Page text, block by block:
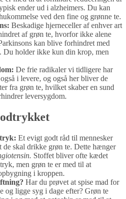
ender ud i alzheimers. Du kan
ved den fine og grønne te.
Beskadige hjerneceller af enhver art
af grøn te, hvorfor ikke alene
kan blive forhindret med
Du holder ikke kun din krop, men
De frie radikaler vi tidligere har
i levere, og også her bliver de
fra grøn te, hvilket skaber en sund
leversygdom.
Et evigt godt råd til mennesker
de skal drikke grøn te. Dette hænger
Stoffet bliver ofte kædet
men grøn te er med til at
i kroppen.
Har du prøvet at spise mad for
og ligge syg i dage efter? Grøn te